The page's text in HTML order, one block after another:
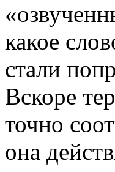
какое
стали
Вскоре
точно
она